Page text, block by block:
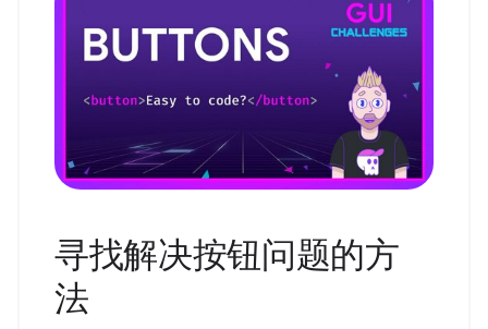
寻找解决按钮问题的方
法